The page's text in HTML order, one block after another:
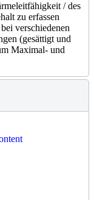
/ des
zu erfassen
verschiedenen
(gesättigt und
Maximal- und